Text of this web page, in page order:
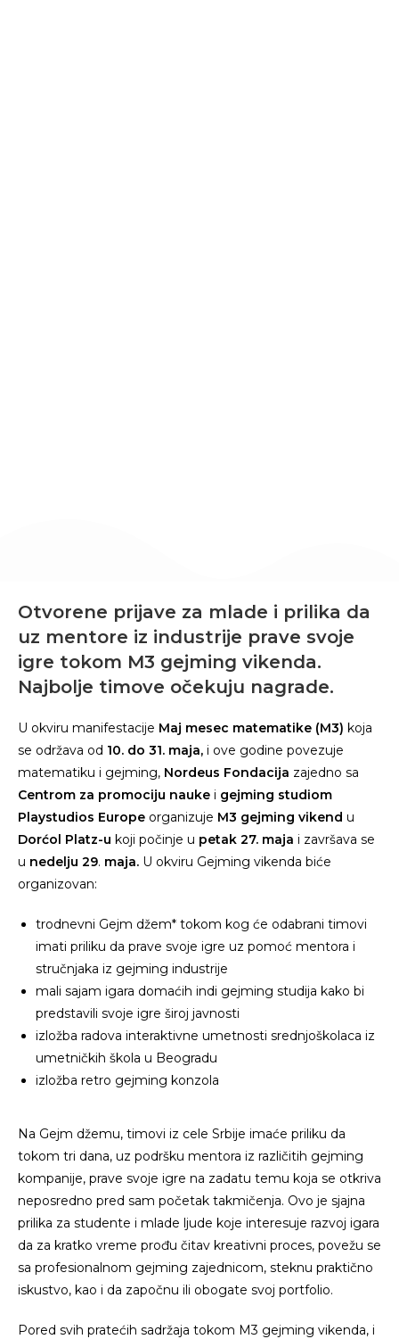
Otvorene prijave za mlade i prilika da
uz mentore iz industrije prave svoje
igre tokom M3 gejming vikenda.
Najbolje timove očekuju nagrade.
U okviru manifestacije Maj mesec matematike (M3) koja
se održava od 10. do 31. maja, i ove godine povezuje
matematiku i gejming, Nordeus Fondacija zajedno sa
Centrom za promociju nauke i gejming studiom
Playstudios Europe organizuje M3 gejming vikend u
Dorćol Platz-u koji počinje u petak 27. maja i završava se
u nedelju 29. maja. U okviru Gejming vikenda biće
organizovan:
trodnevni Gejm džem* tokom kog će odabrani timovi
imati priliku da prave svoje igre uz pomoć mentora i
stručnjaka iz gejming industrije
mali sajam igara domaćih indi gejming studija kako bi
predstavili svoje igre široj javnosti
izložba radova interaktivne umetnosti srednjoškolaca iz
umetničkih škola u Beogradu
izložba retro gejming konzola
Na Gejm džemu, timovi iz cele Srbije imaće priliku da
tokom tri dana, uz podršku mentora iz različitih gejming
kompanije, prave svoje igre na zadatu temu koja se otkriva
neposredno pred sam početak takmičenja. Ovo je sjajna
prilika za studente i mlade ljude koje interesuje razvoj igara
da za kratko vreme prođu čitav kreativni proces, povežu se
sa profesionalnom gejming zajednicom, steknu praktično
iskustvo, kao i da započnu ili obogate svoj portfolio.
Pored svih pratećih sadržaja tokom M3 gejming vikenda, i